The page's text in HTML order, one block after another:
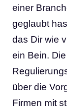
einer
geglaubt
das Dir wie
ein Bein.
über die
Firmen mit